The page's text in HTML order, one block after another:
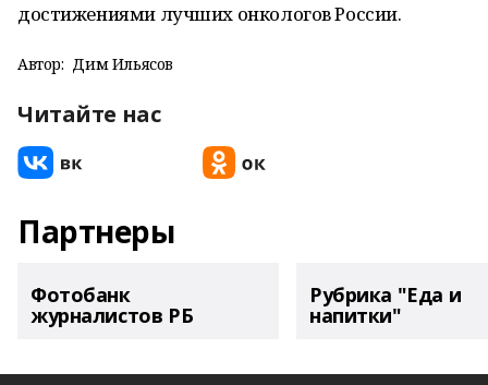
достижениями лучших онкологов России.
Автор: Дим Ильясов
Читайте нас
Партнеры
Фотобанк
журналистов РБ
Рубрика "Еда и
напитки"